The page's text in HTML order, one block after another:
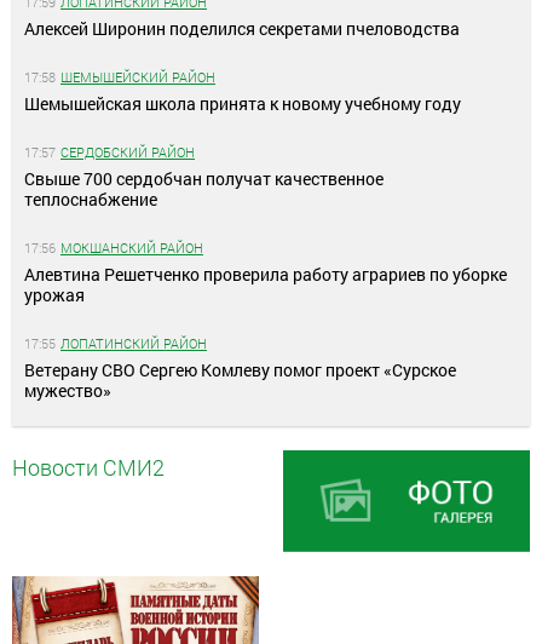
Алексей Широнин поделился секретами пчеловодства
17:58 ШЕМЫШЕЙСКИЙ РАЙОН
Шемышейская школа принята к новому учебному году
17:57 СЕРДОБСКИЙ РАЙОН
Свыше 700 сердобчан получат качественное
теплоснабжение
17:56 МОКШАНСКИЙ РАЙОН
Алевтина Решетченко проверила работу аграриев по уборке
урожая
17:55 ЛОПАТИНСКИЙ РАЙОН
Ветерану СВО Сергею Комлеву помог проект «Сурское
мужество»
Новости СМИ2